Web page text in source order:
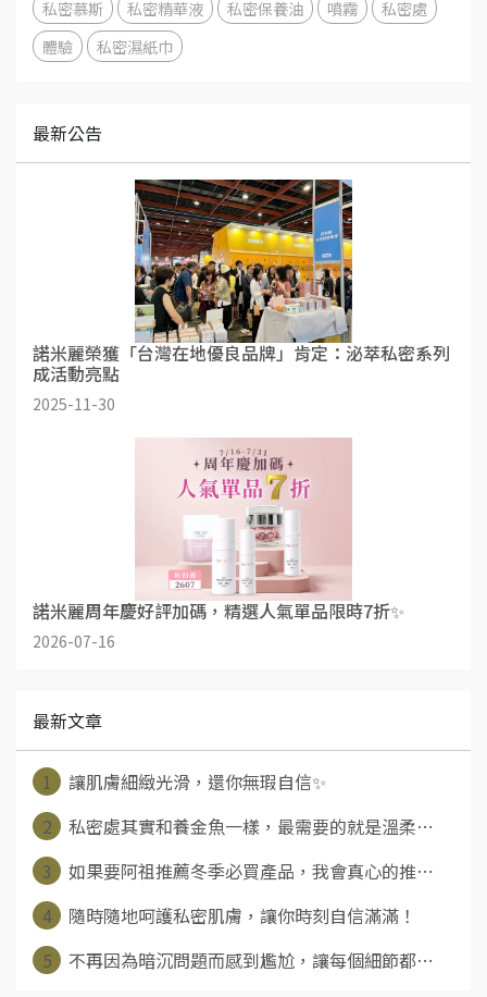
私密慕斯
私密精華液 私密保養油 噴霧
私密處
體驗
私密濕紙巾
最新公告
諾米麗榮獲「台灣在地優良品牌」肯定：泌萃私密系列
成活動亮點
2025-11-30
諾米麗周年慶好評加碼，精選人氣單品限時7折✨
2026-07-16
最新文章
1
讓肌膚細緻光滑，還你無瑕自信✨
2
私密處其實和養金魚一樣，最需要的就是溫柔⋯
3
如果要阿祖推薦冬季必買產品，我會真心的推⋯
4
隨時隨地呵護私密肌膚，讓你時刻自信滿滿！
5
不再因為暗沉問題而感到尷尬，讓每個細節都⋯